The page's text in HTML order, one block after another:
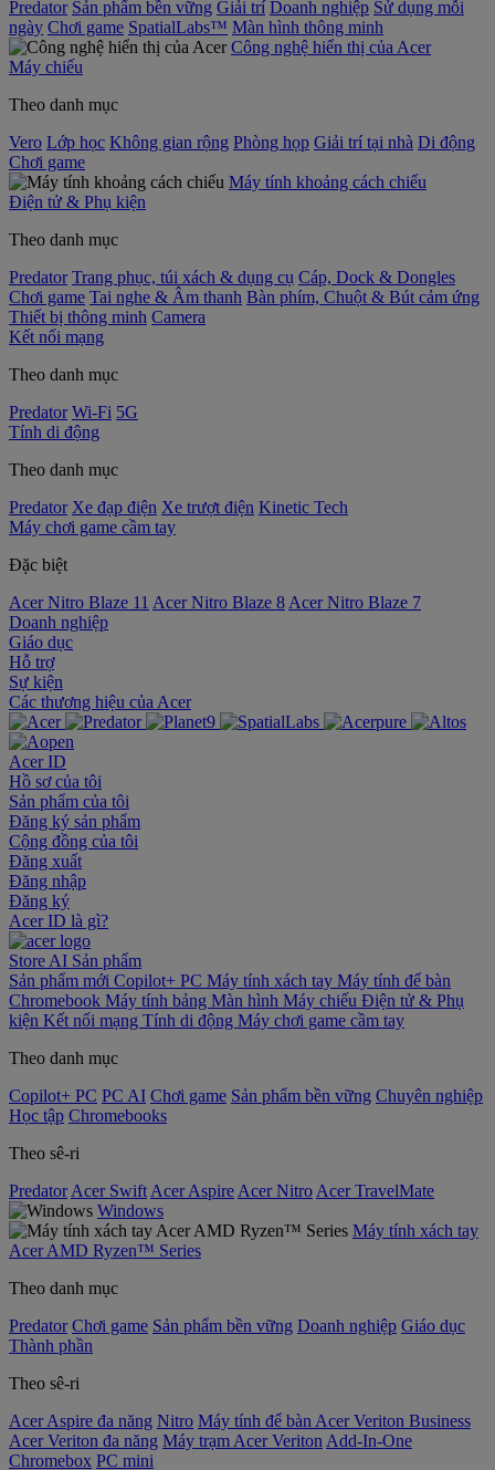
Predator Sản phẩm bền vững Giải trí Doanh nghiệp Sử dụng mỗi
ngày Chơi game SpatialLabs™ Màn hình thông minh
Công nghệ hiển thị của Acer
Máy chiếu
Theo danh mục
Vero Lớp học Không gian rộng Phòng họp Giải trí tại nhà Di động
Chơi game
Máy tính khoảng cách chiếu
Điện tử & Phụ kiện
Theo danh mục
Predator Trang phục, túi xách & dụng cụ Cáp, Dock & Dongles
Chơi game Tai nghe & Âm thanh Bàn phím, Chuột & Bút cảm ứng
Thiết bị thông minh Camera
Kết nối mạng
Theo danh mục
Predator Wi-Fi 5G
Tính di động
Theo danh mục
Predator Xe đạp điện Xe trượt điện Kinetic Tech
Máy chơi game cầm tay
Đặc biệt
Acer Nitro Blaze 11 Acer Nitro Blaze 8 Acer Nitro Blaze 7
Doanh nghiệp
Giáo dục
Hỗ trợ
Sự kiện
‌Các thương hiệu của Acer
Acer ID
Hồ sơ của tôi
Sản phẩm của tôi
Đăng ký sản phẩm
Cộng đồng của tôi
Đăng xuất
Đăng nhập
Đăng ký
Acer ID là gì?
Store AI Sản phẩm
Sản phẩm mới Copilot+ PC Máy tính xách tay Máy tính để bàn
Chromebook Máy tính bảng Màn hình Máy chiếu Điện tử & Phụ
kiện Kết nối mạng Tính di động Máy chơi game cầm tay
Theo danh mục
Copilot+ PC PC AI Chơi game Sản phẩm bền vững Chuyên nghiệp
Học tập Chromebooks
Theo sê-ri
Predator Acer Swift Acer Aspire Acer Nitro Acer TravelMate
Windows
Máy tính xách tay
Acer AMD Ryzen™ Series
Theo danh mục
Predator Chơi game Sản phẩm bền vững Doanh nghiệp Giáo dục
Thành phần
Theo sê-ri
Acer Aspire đa năng Nitro Máy tính để bàn Acer Veriton Business
Acer Veriton đa năng Máy trạm Acer Veriton Add-In-One
Chromebox PC mini